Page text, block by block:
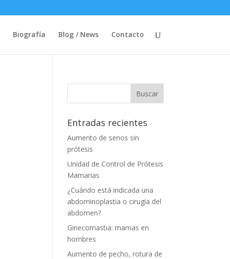
Biografía Blog / News Contacto
Entradas recientes
Aumento de senos sin
prótesis
Unidad de Control de Prótesis
Mamarias
¿Cuándo está indicada una
abdominoplastia o cirugía del
abdomen?
Ginecomastia: mamas en
hombres
Aumento de pecho, rotura de